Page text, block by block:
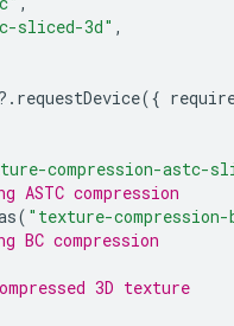
sliced-3d" ,
? . requestDevice({
compression-astc-
compression
( "texture-
BC compression
3D texture